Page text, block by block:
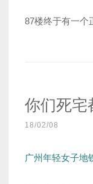
87楼终于有一个
你们死宅
18/02/08
广州年轻女子地